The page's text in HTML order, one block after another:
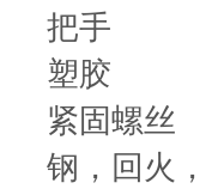
把手
塑胶
紧固螺丝
钢，回火